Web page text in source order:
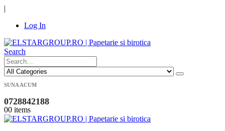
|
Log In
Search
SUNA ACUM
0728842188
00 items